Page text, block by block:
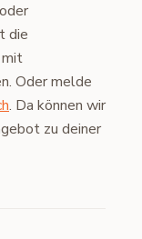
oder
die
mit
Oder melde
. Da können wir
zu deiner